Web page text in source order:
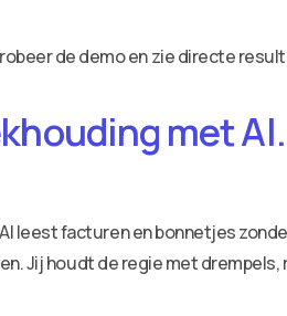
de demo en zie directe
met
AI leest facturen en bonnetjes
Jij houdt de regie met drempels,